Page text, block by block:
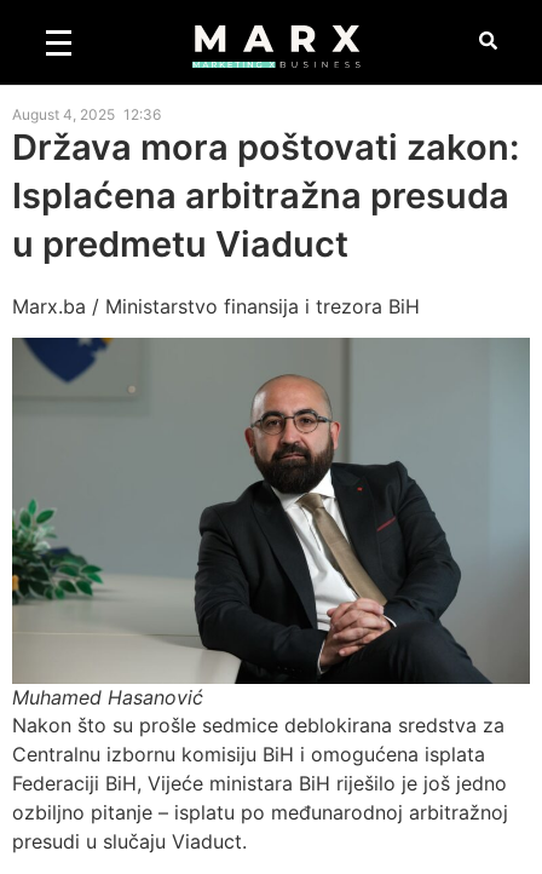
August 4, 2025 12:36
Država mora poštovati zakon:
Isplaćena arbitražna presuda
u predmetu Viaduct
Marx.ba / Ministarstvo finansija i trezora BiH
Muhamed Hasanović
Nakon što su prošle sedmice deblokirana sredstva za
Centralnu izbornu komisiju BiH i omogućena isplata
Federaciji BiH, Vijeće ministara BiH riješilo je još jedno
ozbiljno pitanje – isplatu po međunarodnoj arbitražnoj
presudi u slučaju Viaduct.